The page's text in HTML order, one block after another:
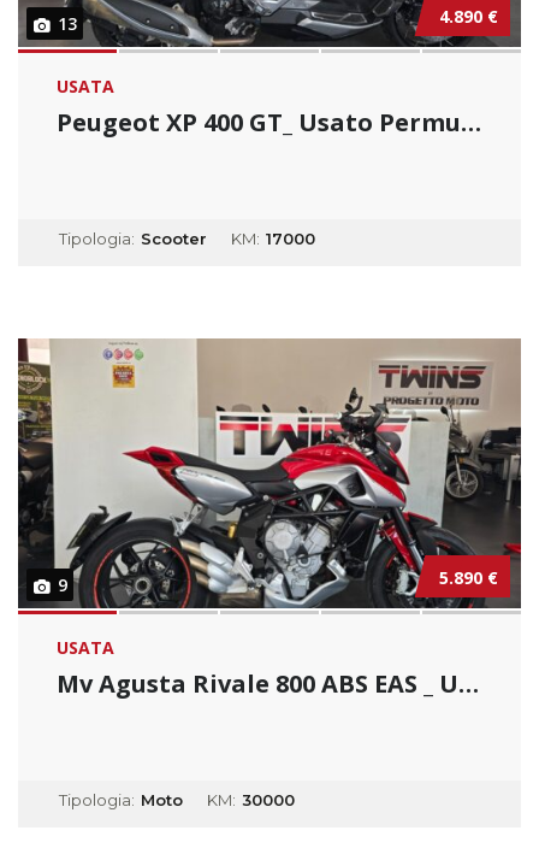
13 4.890 €
USATA
Peugeot XP 400 GT_ Usato Permutabile
Tipologia: Scooter KM: 17000
9 5.890 €
USATA
Mv Agusta Rivale 800 ABS EAS _ Usato Permuta...
Tipologia: Moto KM: 30000